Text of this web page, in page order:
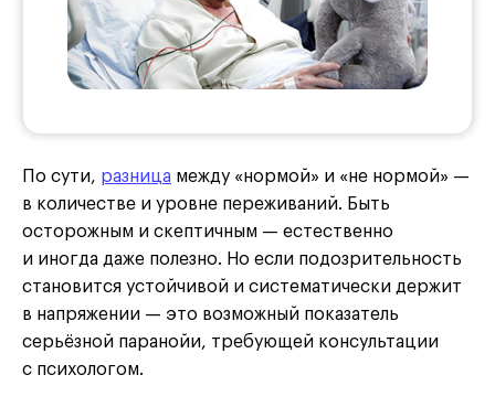
По сути, разница между «нормой» и «не нормой» —
в количестве и уровне переживаний. Быть
осторожным и скептичным — естественно
и иногда даже полезно. Но если подозрительность
становится устойчивой и систематически держит
в напряжении — это возможный показатель
серьёзной паранойи, требующей консультации
с психологом.